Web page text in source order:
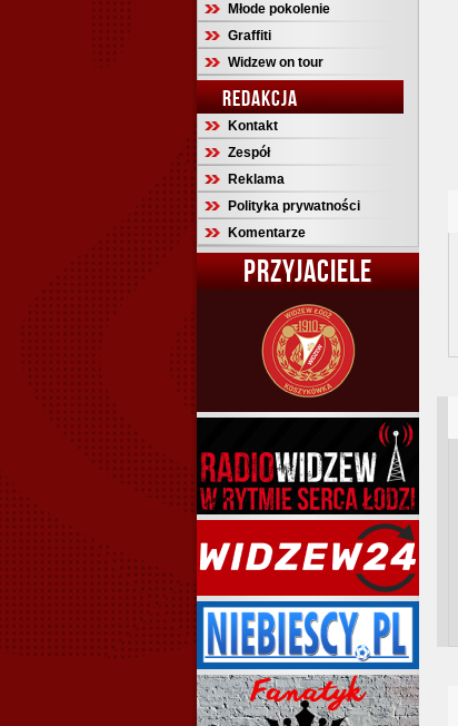
Młode pokolenie
Graffiti
Widzew on tour
REDAKCJA
Kontakt
Zespół
Reklama
Polityka prywatności
Komentarze
PRZYJACIELE